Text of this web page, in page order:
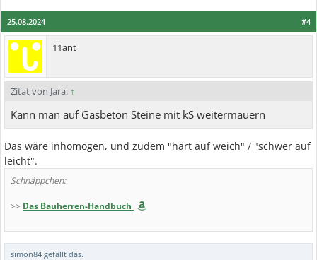
#4
25.08.2024
11ant
Zitat von Jara: ↑
Kann man auf Gasbeton Steine mit kS weitermauern
Das wäre inhomogen, und zudem "hart auf weich" / "schwer auf
leicht".
Schnäppchen:
>> Das Bauherren-Handbuch
simon84 gefällt das.